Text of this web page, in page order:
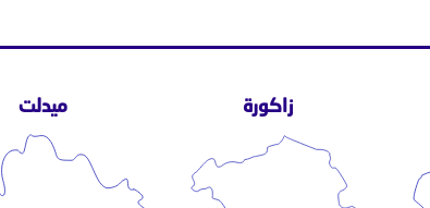
زاكورة ميدلت